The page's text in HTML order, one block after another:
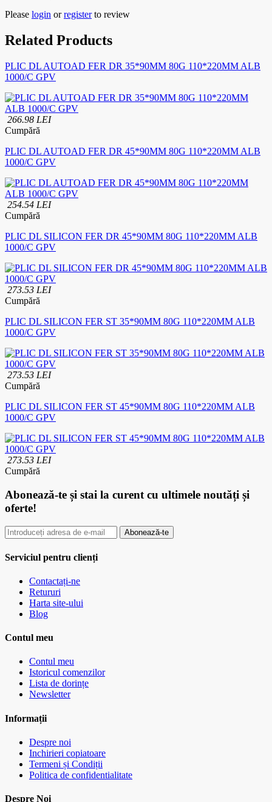
Please login orregisterto review
Related Products
PLIC DL AUTOAD FER DR 35*90MM 80G 110*220MM ALB
1000/C GPV
266.98 LEI
Cumpără
PLIC DL AUTOAD FER DR 45*90MM 80G 110*220MM ALB
1000/C GPV
254.54 LEI
Cumpără
PLIC DL SILICON FER DR 45*90MM 80G 110*220MM ALB
1000/C GPV
273.53 LEI
Cumpără
PLIC DL SILICON FER ST 35*90MM 80G 110*220MM ALB
1000/C GPV
273.53 LEI
Cumpără
PLIC DL SILICON FER ST 45*90MM 80G 110*220MM ALB
1000/C GPV
273.53 LEI
Cumpără
Abonează-te și stai la curent cu ultimele noutăți și
oferte!
Abonează-te
Serviciul pentru clienți
Contactați-ne
Retururi
Harta site-ului
Blog
Contul meu
Contul meu
Istoricul comenzilor
Lista de dorințe
Newsletter
Informații
Despre noi
Inchirieri copiatoare
Termeni și Condiții
Politica de confidentialitate
Despre Noi